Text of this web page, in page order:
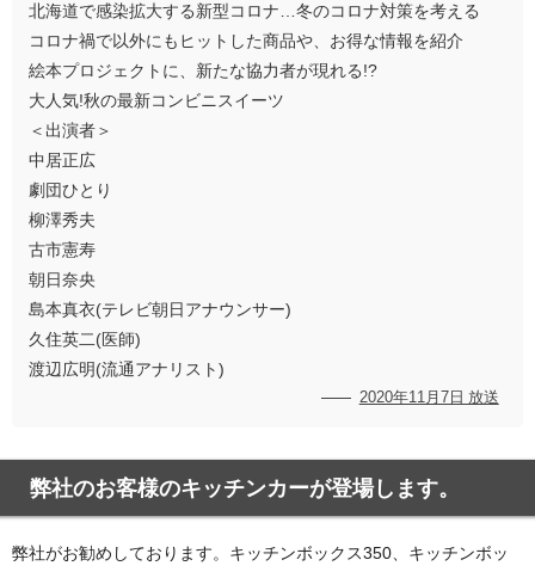
北海道で感染拡大する新型コロナ…冬のコロナ対策を考える
コロナ禍で以外にもヒットした商品や、お得な情報を紹介
絵本プロジェクトに、新たな協力者が現れる!?
大人気!秋の最新コンビニスイーツ
＜出演者＞
中居正広
劇団ひとり
柳澤秀夫
古市憲寿
朝日奈央
島本真衣(テレビ朝日アナウンサー)
久住英二(医師)
渡辺広明(流通アナリスト)
2020年11月7日 放送
弊社のお客様のキッチンカーが登場します。
弊社がお勧めしております。キッチンボックス350、キッチンボッ